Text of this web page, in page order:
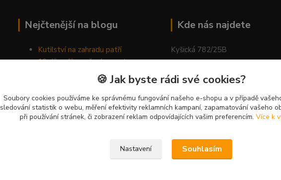
Nejčtenější na blogu
Kutilství na zahradu patří
10 důvodů, proč relaxovat
chozením do přírody
Jak správně pěstovat tulipány
Náhodně generovaný článek
Kde nás najdete
Kyšická 782/25B
🍪 Jak byste rádi své cookies?
Soubory cookies používáme ke správnému fungování našeho e-shopu a v případě
sledování statistik o webu, měření efektivity reklamních kampaní, zapamatování vašeho
při používání stránek, či zobrazení reklam odpovídajících vašim preferencím. Více k
Nastavení Souhlasím